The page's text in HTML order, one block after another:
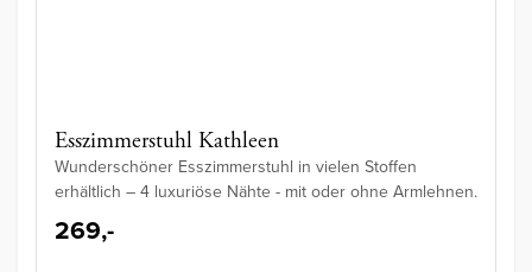
Esszimmerstuhl Kathleen
Wunderschöner Esszimmerstuhl in vielen Stoffen
erhältlich – 4 luxuriöse Nähte - mit oder ohne Armlehnen.
269,-